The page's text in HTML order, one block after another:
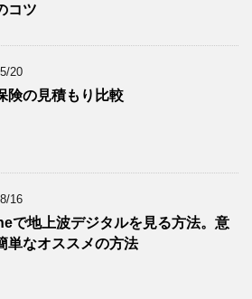
コツ
20
険の見積もり比較
16
で地上波デジタルを見る方法。意
単なオススメの方法